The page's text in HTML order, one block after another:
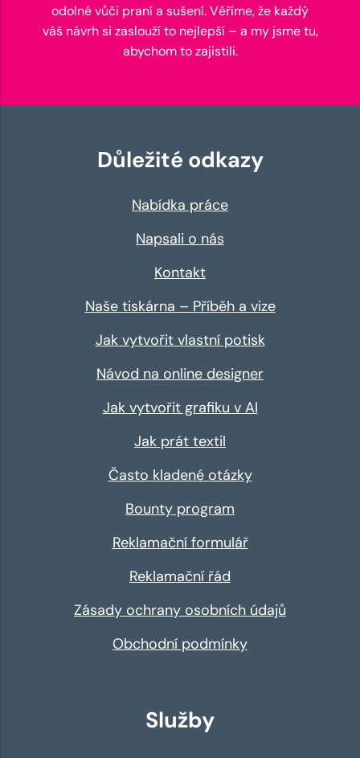
odolné vůči praní a sušení. Věříme, že každý
váš návrh si zaslouží to nejlepší – a my jsme tu,
abychom to zajistili.
Důležité odkazy
Nabídka práce
Napsali o nás
Kontakt
Naše tiskárna – Příběh a vize
Jak vytvořit vlastní potisk
Návod na online designer
Jak vytvořit grafiku v AI
Jak prát textil
Často kladené otázky
Bounty program
Reklamační formulář
Reklamační řád
Zásady ochrany osobních údajů
Obchodní podmínky
Služby